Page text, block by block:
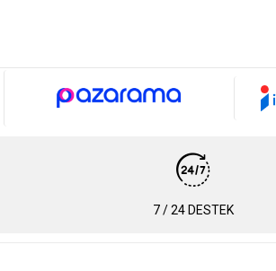
7 / 24 DESTEK